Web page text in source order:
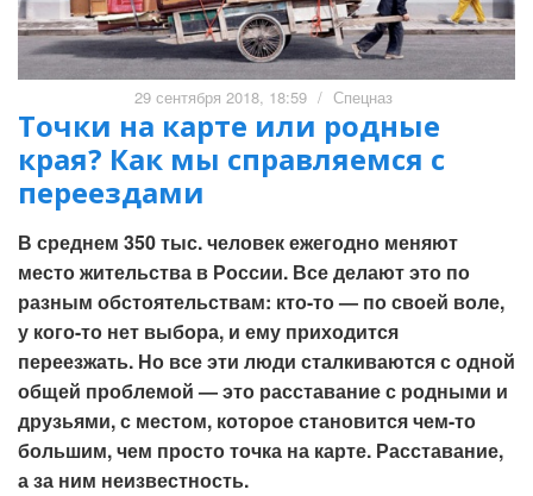
29 сентября 2018, 18:59 / Спецназ
Точки на карте или родные
края? Как мы справляемся с
переездами
В среднем 350 тыс. человек ежегодно меняют
место жительства в России. Все делают это по
разным обстоятельствам: кто-то — по своей воле,
у кого-то нет выбора, и ему приходится
переезжать. Но все эти люди сталкиваются с одной
общей проблемой — это расставание с родными и
друзьями, с местом, которое становится чем-то
большим, чем просто точка на карте. Расставание,
а за ним неизвестность.